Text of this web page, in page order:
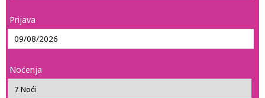
Prijava
Noćenja